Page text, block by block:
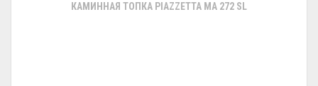
КАМИННАЯ ТОПКА PIAZZETTA MA 272 SL